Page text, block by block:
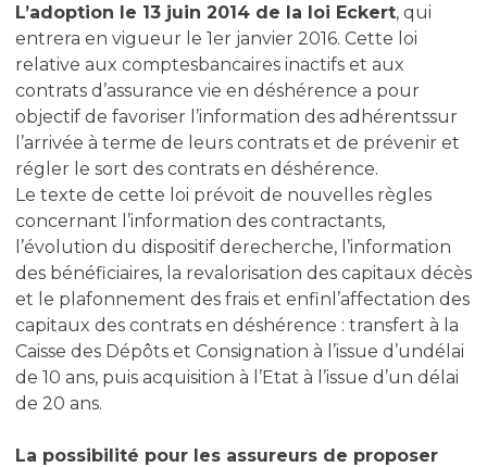
L’adoption le 13 juin 2014 de la loi Eckert, qui
entrera en vigueur le 1er janvier 2016. Cette loi
relative aux comptesbancaires inactifs et aux
contrats d’assurance vie en déshérence a pour
objectif de favoriser l’information des adhérentssur
l’arrivée à terme de leurs contrats et de prévenir et
régler le sort des contrats en déshérence.
Le texte de cette loi prévoit de nouvelles règles
concernant l’information des contractants,
l’évolution du dispositif derecherche, l’information
des bénéficiaires, la revalorisation des capitaux décès
et le plafonnement des frais et enfinl’affectation des
capitaux des contrats en déshérence : transfert à la
Caisse des Dépôts et Consignation à l’issue d’undélai
de 10 ans, puis acquisition à l’Etat à l’issue d’un délai
de 20 ans.
La possibilité pour les assureurs de proposer